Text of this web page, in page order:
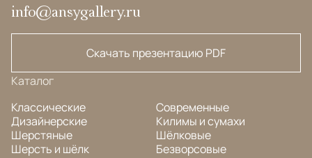
info@ansygallery.ru
Скачать презентацию PDF
Каталог
Классические
Дизайнерские
Шерстяные
Шерсть и шёлк
Современные
Килимы и сумахи
Шёлковые
Безворсовые